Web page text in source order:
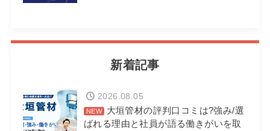
新着記事
大垣管材の評判口コミは?強み/選
ばれる理由と社員が語る働きがいを取
2026.08.05